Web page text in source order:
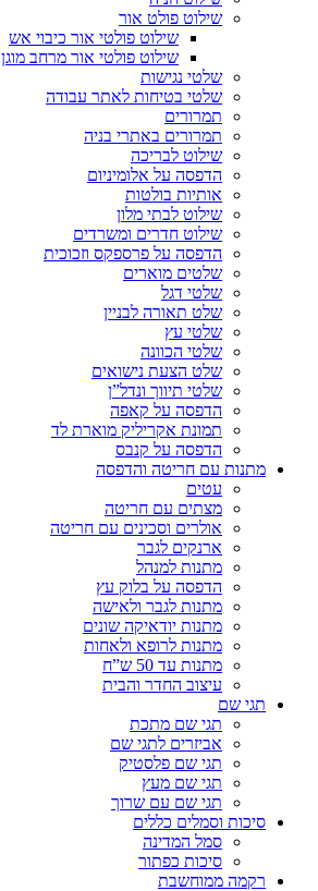
שילוט פולט אור
שילוט פולטי אור כיבוי אש
שילוט פולטי אור מרחב מוגן
שלטי נגישות
שלטי בטיחות לאתר עבודה
תמרורים
תמרורים באתרי בניה
שילוט לבריכה
הדפסה על אלומיניום
אותיות בולטות
שילוט לבתי מלון
שילוט חדרים ומשרדים
הדפסה על פרספקס וזכוכית
שלטים מוארים
שלטי דגל
שלט תאורה לבניין
שלטי עץ
שלטי הכוונה
שלט הצעת נישואים
שלטי תיווך ונדל”ן
הדפסה על קאפה
תמונת אקריליק מוארת לד
הדפסה על קנבס
מתנות עם חריטה והדפסה
עטים
מצתים עם חריטה
אולרים וסכינים עם חריטה
ארנקים לגבר
מתנות למנהל
הדפסה על בלוק עץ
מתנות לגבר ולאישה
מתנות יודאיקה שונים
מתנות לרופא ולאחות
מתנות עד 50 ש”ח
עיצוב החדר והבית
תגי שם
תגי שם מתכת
אביזרים לתגי שם
תגי שם פלסטיק
תגי שם מעץ
תגי שם עם שרוך
סיכות וסמלים כללים
סמל המדינה
סיכות כפתור
רקמה ממוחשבת